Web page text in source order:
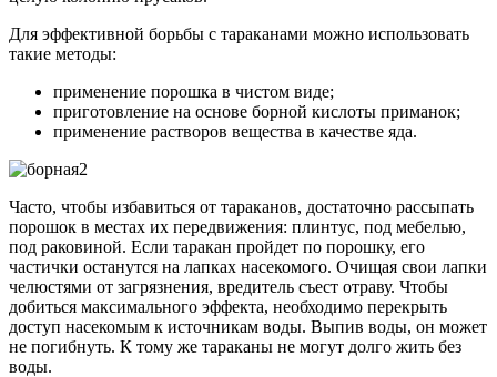
Для эффективной борьбы с тараканами можно использовать
такие методы:
применение порошка в чистом виде;
приготовление на основе борной кислоты приманок;
применение растворов вещества в качестве яда.
Часто, чтобы избавиться от тараканов, достаточно рассыпать
порошок в местах их передвижения: плинтус, под мебелью,
под раковиной. Если таракан пройдет по порошку, его
частички останутся на лапках насекомого. Очищая свои лапки
челюстями от загрязнения, вредитель съест отраву. Чтобы
добиться максимального эффекта, необходимо перекрыть
доступ насекомым к источникам воды. Выпив воды, он может
не погибнуть. К тому же тараканы не могут долго жить без
воды.